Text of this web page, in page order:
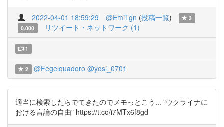
2022-04-01 18:59:29 @EmiTgn (投稿一覧)
3
0.000
リツイート・ネットワーク (1)
1
2 @Fegelquadoro @yosi_0701
適当に検索したらでてきたのでメモっとこう... "ウクライナに
おける言論の自由" https://t.co/i7MTx6f8gd